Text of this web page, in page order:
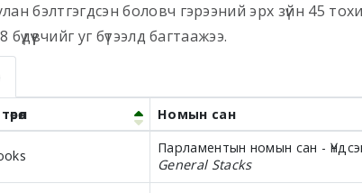
бэлтгэгдсэн боловч гэрээний эрх зүйн 45
уг бүтээлд багтаажээ.
Номын сан
Парламентын номын сан -
General Stacks